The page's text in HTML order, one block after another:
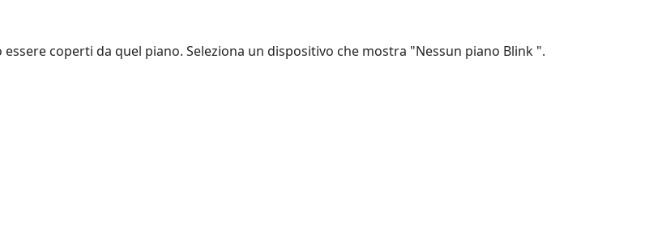
coperti da quel piano. Seleziona un dispositivo che mostra "Nessun piano Blink ".